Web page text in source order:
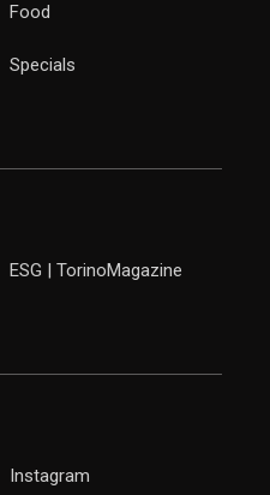
Food
Specials
ESG | TorinoMagazine
Instagram